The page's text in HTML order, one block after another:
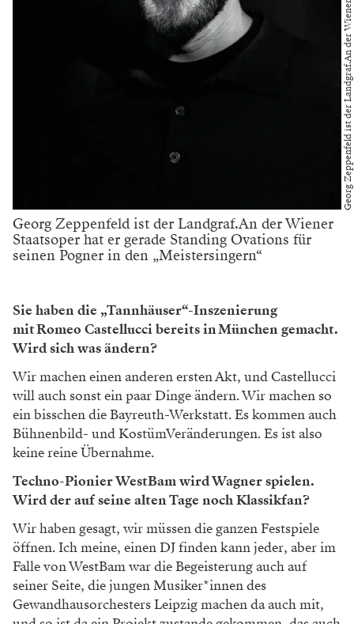
Georg Zeppenfeld ist der Landgraf.An der Wiener
Staatsoper hat er gerade Standing Ovations für
seinen Pogner in den „Meistersingern“
Sie haben die „Tannhäuser“-Inszenierung
mit Romeo Castellucci bereits in München gemacht.
Wird sich was ändern?
Wir machen einen anderen ersten Akt, und Castellucci
will auch sonst ein paar Dinge ändern. Wir machen so
ein bisschen die Bayreuth-Werkstatt. Es kommen auch
Bühnenbild- und KostümVeränderungen. Es ist also
keine reine Übernahme.
Techno-Pionier WestBam wird Wagner spielen.
Wird der auf seine alten Tage noch Klassikfan?
Wir haben gesagt, wir müssen die ganzen Festspiele
öffnen. Ich meine, einen DJ finden kann jeder, aber im
Falle von WestBam war die Begeisterung auch auf
seiner Seite, die jungen Musiker*innen des
Gewandhausorchesters Leipzig machen da auch mit,